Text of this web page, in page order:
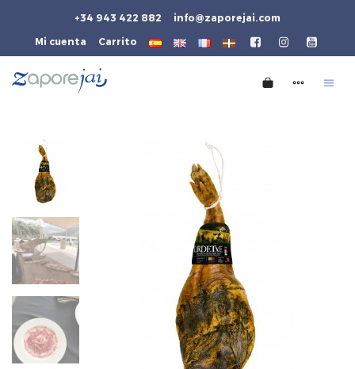
+34 943 422 882 info@zaporejai.com
Mi cuenta Carrito